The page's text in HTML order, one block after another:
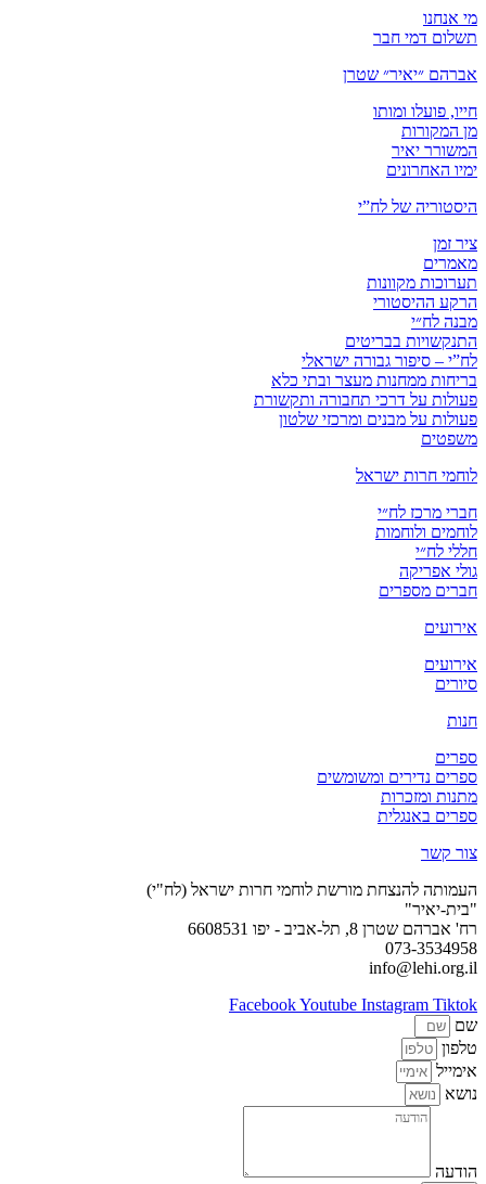
מי אנחנו
תשלום דמי חבר
אברהם ״יאיר״ שטרן
חייו, פועלו ומותו
מן המקורות
המשורר יאיר
ימיו האחרונים
היסטוריה של לח”י
ציר זמן
מאמרים
תערוכות מקוונות
הרקע ההיסטורי
מבנה לח״י
התנקשויות בבריטים
לח”י – סיפור גבורה ישראלי
בריחות ממחנות מעצר ובתי כלא
פעולות על דרכי תחבורה ותקשורת
פעולות על מבנים ומרכזי שלטון
משפטים
לוחמי חרות ישראל
חברי מרכז לח״י
לוחמים ולוחמות
חללי לח״י
גולי אפריקה
חברים מספרים
אירועים
אירועים
סיורים
חנות
ספרים
ספרים נדירים ומשומשים
מתנות ומזכרות
ספרים באנגלית
צור קשר
העמותה להנצחת מורשת לוחמי חרות ישראל (לח"י)
"בית-יאיר"
רח' אברהם שטרן 8, תל-אביב - יפו 6608531
073-3534958
info@lehi.org.il
FacebookYoutube Instagram Tiktok
שם
טלפון
אימייל
נושא
הודעה